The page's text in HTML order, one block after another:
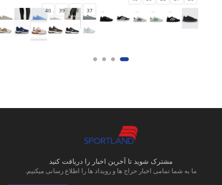
37
38
39
40
مشترک شوید تا آخرین اخبار را دریافت کنید
ما به شما تمامی اخبار حراج ها و رویداد ها را اطلاع رسانی میکنیم.